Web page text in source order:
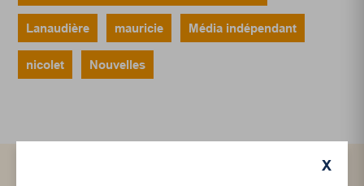
Lanaudière mauricie Média indépendant
nicolet Nouvelles
X